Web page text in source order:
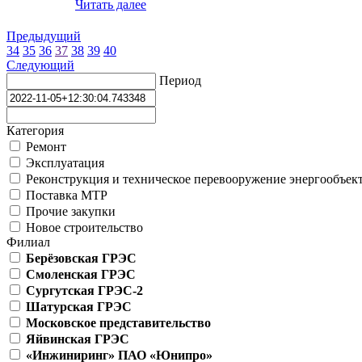
Читать далее
Предыдущий
34 35 36 37 38 39 40
Следующий
Период
Категория
Ремонт
Эксплуатация
Реконструкция и техническое перевооружение
Поставка МТР
Прочие закупки
Новое строительство
Филиал
Берёзовская ГРЭС
Смоленская ГРЭС
Сургутская ГРЭС-2
Шатурская ГРЭС
Московское представительство
Яйвинская ГРЭС
«Инжиниринг» ПАО «Юнипро»